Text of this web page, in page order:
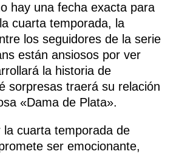
hay una fecha exacta para
cuarta temporada, la
los seguidores de la serie
están ansiosos por ver
la historia de
sorpresas traerá su relación
«Dama de Plata».
la cuarta temporada de
ser emocionante,